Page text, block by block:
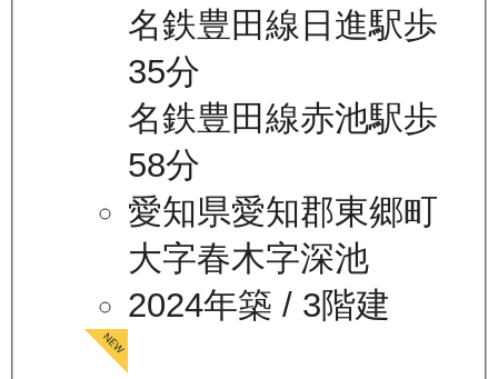
名鉄豊田線日進駅歩
35分
名鉄豊田線赤池駅歩
58分
愛知県愛知郡東郷町
大字春木字深池
2024年築 / 3階建